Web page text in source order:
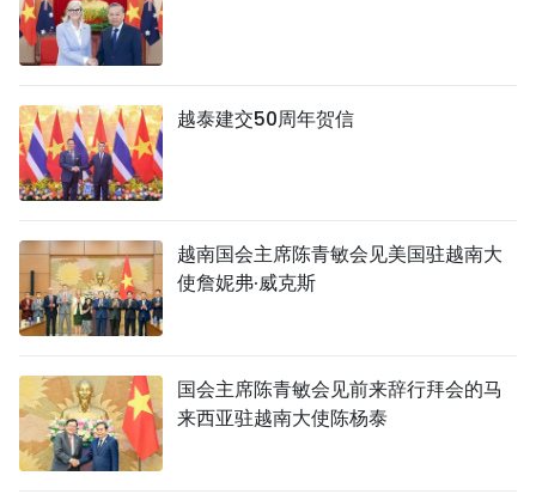
越泰建交50周年贺信
越南国会主席陈青敏会见美国驻越南大
使詹妮弗·威克斯
国会主席陈青敏会见前来辞行拜会的马
来西亚驻越南大使陈杨泰